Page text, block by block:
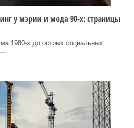
у мэрии и мода 90-х: страницы
1980‑х до острых социальных